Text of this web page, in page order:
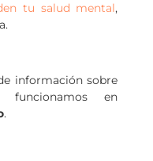
tu salud mental,
información sobre
funcionamos en
.